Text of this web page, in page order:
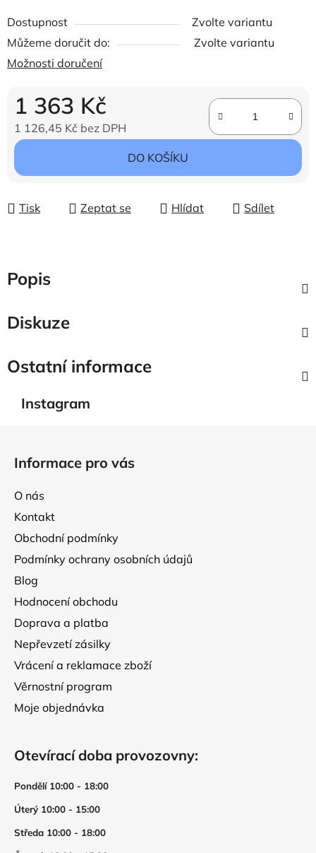
Dostupnost
Zvolte variantu
Můžeme doručit do:
Zvolte variantu
Možnosti doručení
1 363 Kč
1 126,45 Kč bez DPH
Měrná cena:
DO KOŠÍKU
Tisk Zeptat se Hlídat Sdílet
Popis
Diskuze
Ostatní informace
Instagram
Informace pro vás
O nás
Kontakt
Obchodní podmínky
Podmínky ochrany osobních údajů
Blog
Hodnocení obchodu
Doprava a platba
Nepřevzetí zásilky
Vrácení a reklamace zboží
Věrnostní program
Moje objednávka
Otevírací doba provozovny:
Pondělí 10:00 - 18:00
Úterý 10:00 - 15:00
Středa 10:00 - 18:00